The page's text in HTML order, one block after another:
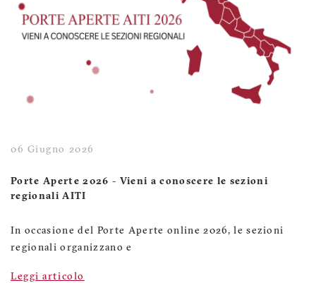
06 Giugno 2026
Porte Aperte 2026 - Vieni a conoscere le sezioni
regionali AITI
In occasione del Porte Aperte online 2026, le sezioni
regionali organizzano e
Leggi articolo